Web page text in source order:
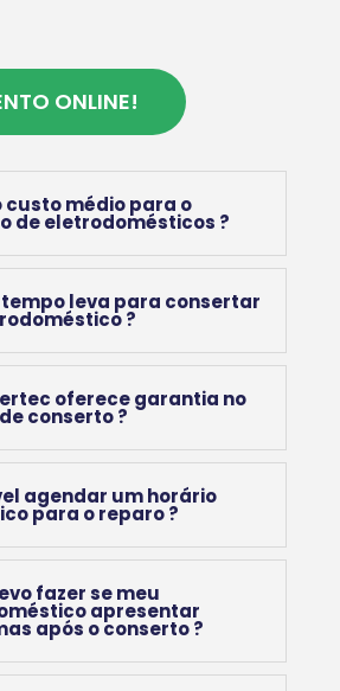
ONLINE!
custo médio para o
de eletrodomésticos ?
leva para consertar
?
oferece garantia no
conserto ?
agendar um horário
para o reparo ?
fazer se meu
apresentar
após o conserto ?